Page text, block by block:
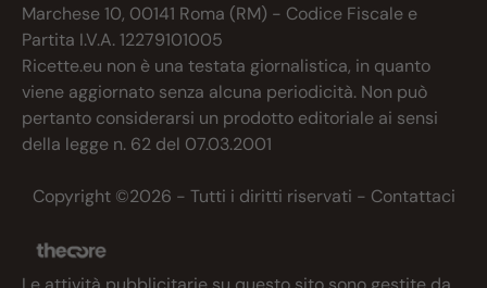
Marchese 10, 00141 Roma (RM) - Codice Fiscale e
Partita I.V.A. 12279101005
Ricette.eu non è una testata giornalistica, in quanto
viene aggiornato senza alcuna periodicità. Non può
pertanto considerarsi un prodotto editoriale ai sensi
della legge n. 62 del 07.03.2001
Copyright ©2026 - Tutti i diritti riservati - Contattaci